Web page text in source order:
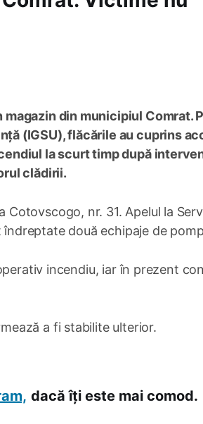
magazin din municipiul Comrat.
(IGSU), flăcările au cuprins
la scurt timp după
clădirii.
nr. 31. Apelul la
două echipaje de
incendiu, iar în prezent
a fi stabilite ulterior.
dacă îți este mai comod.